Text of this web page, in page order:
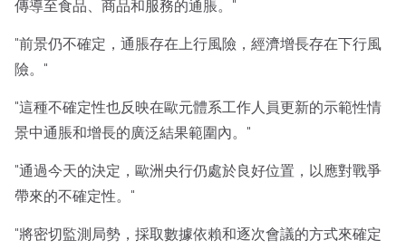
傳導至食品、商品和服務的通脹。"
"前景仍不確定，通脹存在上行風險，經濟增長存在下行風
險。"
"這種不確定性也反映在歐元體系工作人員更新的示範性情
景中通脹和增長的廣泛結果範圍內。"
"通過今天的決定，歐洲央行仍處於良好位置，以應對戰爭
帶來的不確定性。"
"將密切監測局勢，採取數據依賴和逐次會議的方式來確定